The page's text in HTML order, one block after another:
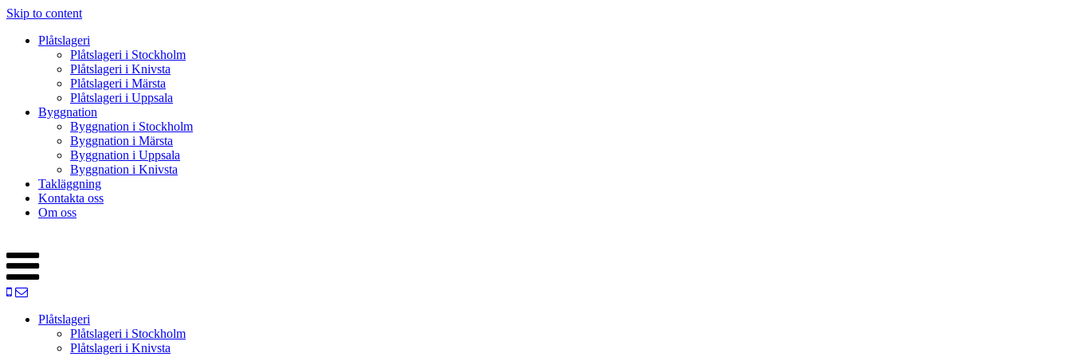
Skip to content
Plåtslageri
Plåtslageri i Stockholm
Plåtslageri i Knivsta
Plåtslageri i Märsta
Plåtslageri i Uppsala
Byggnation
Byggnation i Stockholm
Byggnation i Märsta
Byggnation i Uppsala
Byggnation i Knivsta
Takläggning
Kontakta oss
Om oss
Plåtslageri
Plåtslageri i Stockholm
Plåtslageri i Knivsta